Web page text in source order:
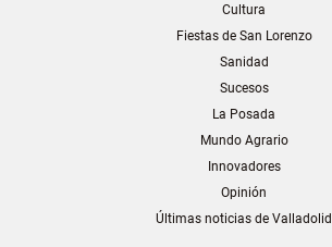
Cultura
Fiestas de San Lorenzo
Sanidad
Sucesos
La Posada
Mundo Agrario
Innovadores
Opinión
Últimas noticias de Valladolid